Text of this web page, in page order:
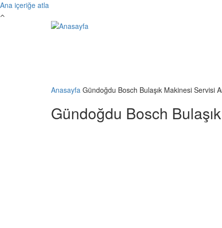
Ana içeriğe atla
Anasayfa Gündoğdu Bosch Bulaşık Makinesi Servisi
Gündoğdu Bosch